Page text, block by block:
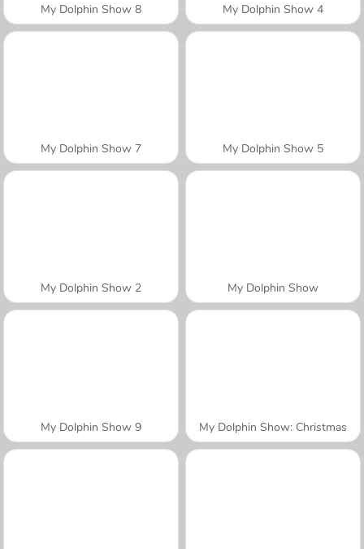
My Dolphin Show 8 My Dolphin Show 4
My Dolphin Show 7 My Dolphin Show 5
My Dolphin Show 2 My Dolphin Show
My Dolphin Show 9 My Dolphin Show: Christmas